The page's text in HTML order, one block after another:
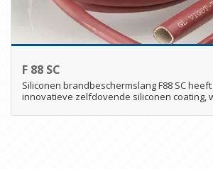
F 88 SC
Siliconen brandbeschermslang F88 SC
innovatieve zelfdovende siliconen coating,